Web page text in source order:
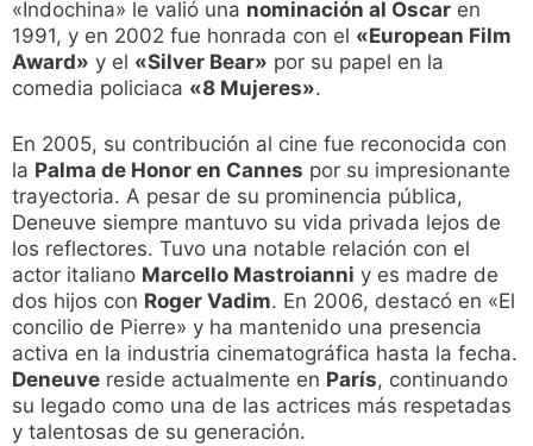
«Indochina» le valió una nominación al Oscar en
1991, y en 2002 fue honrada con el «European Film
Award» y el «Silver Bear» por su papel en la
comedia policiaca «8 Mujeres».
En 2005, su contribución al cine fue reconocida con
la Palma de Honor en Cannes por su impresionante
trayectoria. A pesar de su prominencia pública,
Deneuve siempre mantuvo su vida privada lejos de
los reflectores. Tuvo una notable relación con el
actor italiano Marcello Mastroianni y es madre de
dos hijos con Roger Vadim. En 2006, destacó en «El
concilio de Pierre» y ha mantenido una presencia
activa en la industria cinematográfica hasta la fecha.
Deneuve reside actualmente en París, continuando
su legado como una de las actrices más respetadas
y talentosas de su generación.